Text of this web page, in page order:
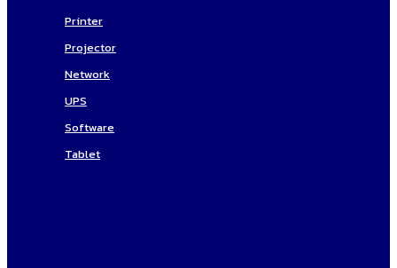
Printer
Projector
Network
UPS
Software
Tablet